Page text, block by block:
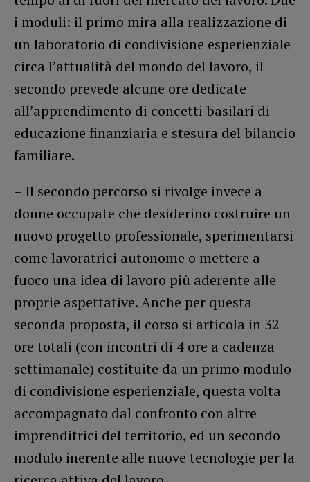
i moduli: il primo mira alla realizzazione di
un laboratorio di condivisione esperienziale
circa l’attualità del mondo del lavoro, il
secondo prevede alcune ore dedicate
all’apprendimento di concetti basilari di
educazione finanziaria e stesura del bilancio
familiare.
– Il secondo percorso si rivolge invece a
donne occupate che desiderino costruire un
nuovo progetto professionale, sperimentarsi
come lavoratrici autonome o mettere a
fuoco una idea di lavoro più aderente alle
proprie aspettative. Anche per questa
seconda proposta, il corso si articola in 32
ore totali (con incontri di 4 ore a cadenza
settimanale) costituite da un primo modulo
di condivisione esperienziale, questa volta
accompagnato dal confronto con altre
imprenditrici del territorio, ed un secondo
modulo inerente alle nuove tecnologie per la